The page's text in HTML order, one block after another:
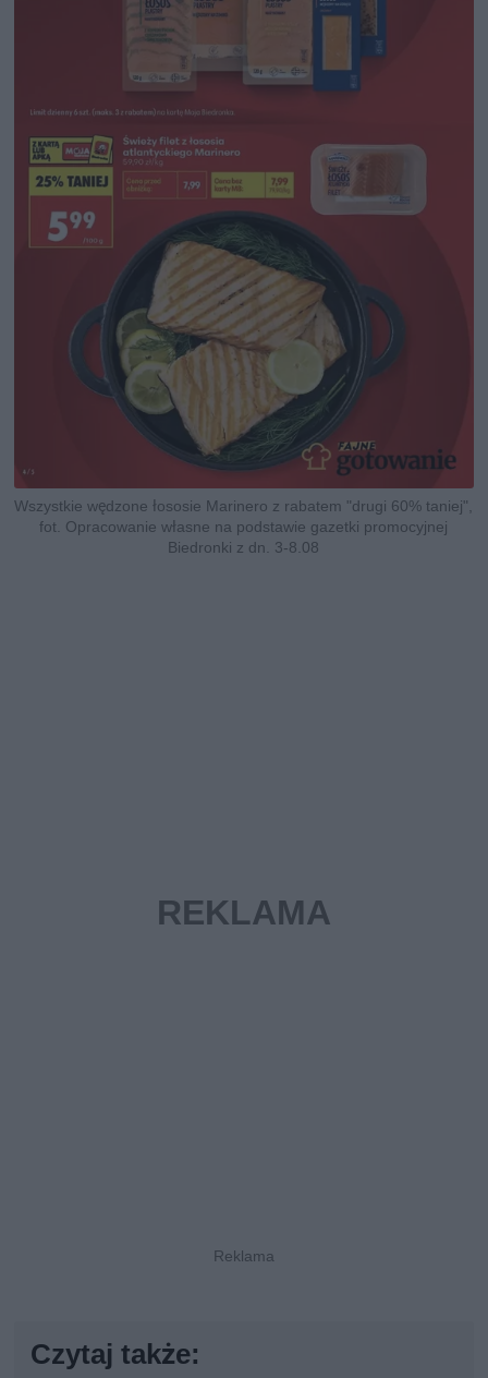
Wszystkie wędzone łososie Marinero z rabatem "drugi 60% taniej",
fot. Opracowanie własne na podstawie gazetki promocyjnej
Biedronki z dn. 3-8.08
Czytaj także: